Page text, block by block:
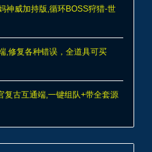
神威加持版,循环BOSS狩猎-世
,修复各种错误，全道具可买
复古互通端,一键组队+带全套源